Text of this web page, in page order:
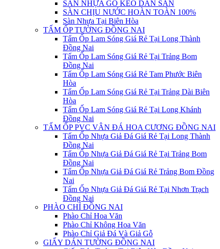
SÀN NHỰA GỖ KEO DÁN SẴN
SÀN CHỊU NƯỚC HOÀN TOÀN 100%
Sàn Nhựa Tại Biên Hòa
TẤM ỐP TƯỜNG ĐỒNG NAI
Tấm Ốp Lam Sóng Giá Rẻ Tại Long Thành
Đồng Nai
Tấm Ốp Lam Sóng Giá Rẻ Tại Trảng Bom
Đồng Nai
Tấm Ốp Lam Sóng Giá Rẻ Tam Phước Biên
Hòa
Tấm Ốp Lam Sóng Giá Rẻ Tại Trảng Dài Biên
Hòa
Tấm Ốp Lam Sóng Giá Rẻ Tại Long Khánh
Đồng Nai
TẤM ỐP PVC VÂN ĐÁ HOA CƯƠNG ĐỒNG NAI
Tấm Ốp Nhựa Giả Đá Giá Rẻ Tại Long Thành
Đồng Nai
Tấm Ốp Nhựa Giả Đá Giá Rẻ Tại Trảng Bom
Đồng Nai
Tấm Ốp Nhựa Giả Đá Giá Rẻ Trảng Bom Đồng
Nai
Tấm Ốp Nhựa Giả Đá Giá Rẻ Tại Nhơn Trạch
Đồng Nai
PHÀO CHỈ ĐỒNG NAI
Phào Chỉ Hoa Văn
Phào Chỉ Không Hoa Văn
Phào Chỉ Giả Đá Và Giả Gỗ
GIẤY DÁN TƯỜNG ĐỒNG NAI